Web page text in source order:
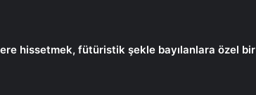
hissetmek, fütüristik şekle bayılanlara özel bir